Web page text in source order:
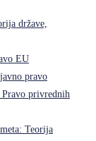
države,
EU
pravo
privrednih
Teorija